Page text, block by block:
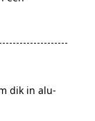
dik in alu-